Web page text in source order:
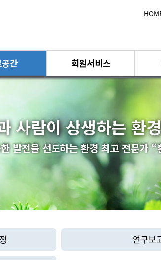
간 회원서비스
사람이 상생하는 환
발전을 선도하는 환경 최고 전문가 “
연구보